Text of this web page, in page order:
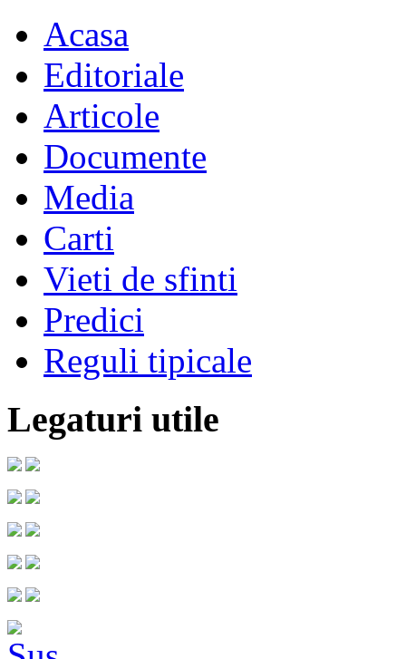
Acasa
Editoriale
Articole
Documente
Media
Carti
Vieti de sfinti
Predici
Reguli tipicale
Legaturi utile